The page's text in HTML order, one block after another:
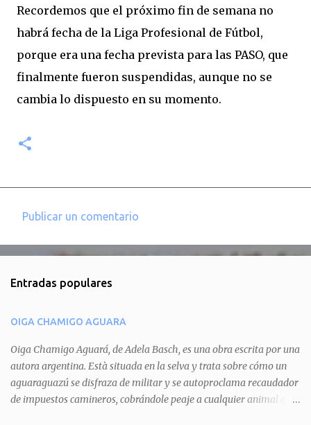
Recordemos que el próximo fin de semana no
habrá fecha de la Liga Profesional de Fútbol,
porque era una fecha prevista para las PASO, que
finalmente fueron suspendidas, aunque no se
cambia lo dispuesto en su momento.
e
t
a
r
i
o
Publicar un comentario
Entradas populares
OIGA CHAMIGO AGUARA
Oiga Chamigo Aguará, de Adela Basch, es una obra escrita por una
autora argentina. Està situada en la selva y trata sobre cómo un
aguaraguazú se disfraza de militar y se autoproclama recaudador
de impuestos camineros, cobrándole peaje a cualquier animal que